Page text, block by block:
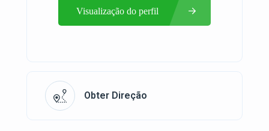
Visualização do perfil
Obter Direção